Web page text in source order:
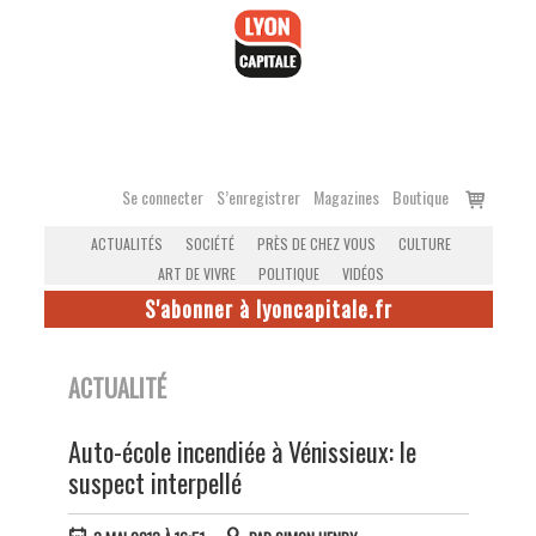
Se connecter S’enregistrer Magazines Boutique
Voir
ACTUALITÉS SOCIÉTÉ PRÈS DE CHEZ VOUS
CULTURE
ART DE VIVRE
POLITIQUE VIDÉOS
S'abonner à lyoncapitale.fr
ACTUALITÉ
Auto-école incendiée à Vénissieux: le
suspect interpellé